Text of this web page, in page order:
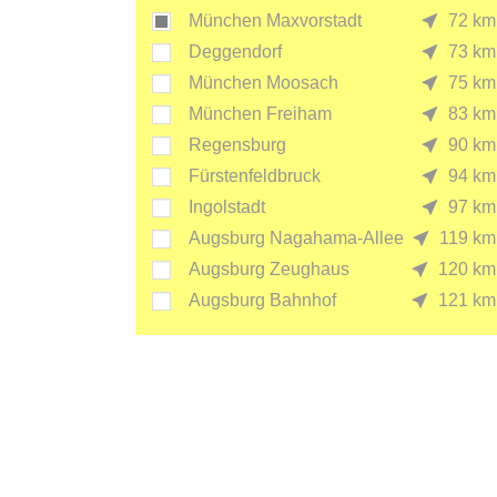
München Maxvorstadt
72 km
Deggendorf
73 km
München Moosach
75 km
München Freiham
83 km
Regensburg
90 km
Fürstenfeldbruck
94 km
Ingolstadt
97 km
Augsburg Nagahama-Allee
119 km
Augsburg Zeughaus
120 km
Augsburg Bahnhof
121 km